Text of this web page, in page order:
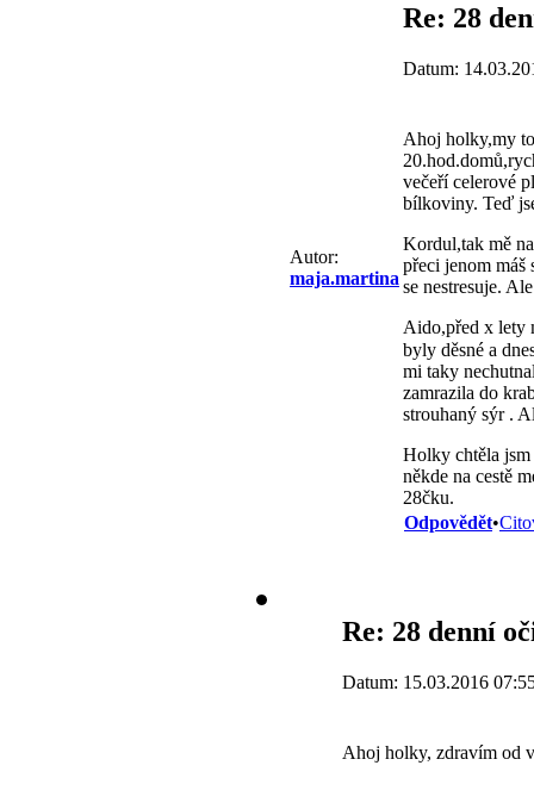
Autor:
maja.martina
Re: 28
Datum:
Ahoj holky,my
večeří celerové
bílkoviny. Teď
Kordul,tak mě
přeci jenom máš
se nestresuje.
Aido,před x lety
byly děsné a
mi taky
zamrazila do
strouhaný sýr .
Holky chtěla jsm
někde na cestě
28čku.
Odpovědět•
Re: 28 denní
Datum: 15.03.2016
Ahoj holky, zdravím od